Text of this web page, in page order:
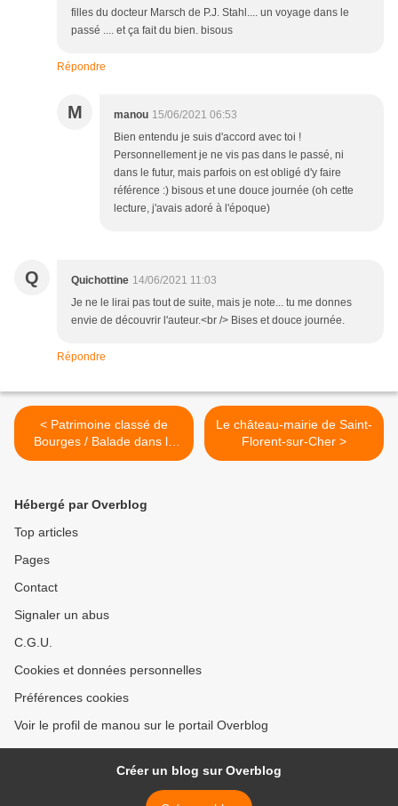
filles du docteur Marsch de P.J. Stahl.... un voyage dans le
passé .... et ça fait du bien. bisous
Répondre
M manou 15/06/2021 06:53
Bien entendu je suis d'accord avec toi !
Personnellement je ne vis pas dans le passé, ni
dans le futur, mais parfois on est obligé d'y faire
référence :) bisous et une douce journée (oh cette
lecture, j'avais adoré à l'époque)
Q Quichottine 14/06/2021 11:03
Je ne le lirai pas tout de suite, mais je note... tu me donnes
envie de découvrir l'auteur.<br /> Bises et douce journée.
Répondre
< Patrimoine classé de
Bourges / Balade dans le
Cher
Le château-mairie de Saint-
Florent-sur-Cher >
Hébergé par Overblog
Top articles
Pages
Contact
Signaler un abus
C.G.U.
Cookies et données personnelles
Préférences cookies
Voir le profil de manou sur le portail Overblog
Créer un blog sur Overblog